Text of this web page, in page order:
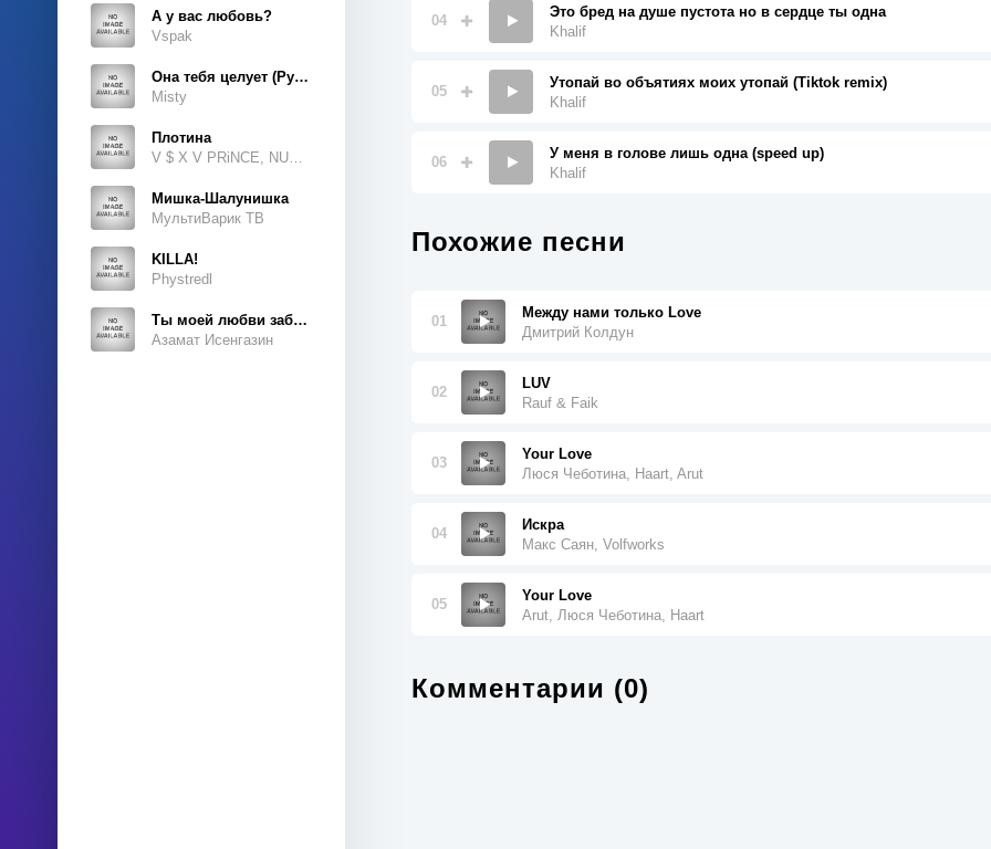
А у вас любовь?
Vspak
Она тебя целует (Руки Вверх Cover)
Misty
Плотина
Мишка-Шалунишка
МультиВарик ТВ
KILLA!
Phystredl
Ты моей любви забытая тайна
Азамат Исенгазин
04
Это бред на душе пустота но в сердце ты одна
Khalif
05
Утопай во объятиях моих утопай (Tiktok remix)
Khalif
06
У меня в голове лишь одна (speed up)
Khalif
Похожие песни
01
Между нами только Love
Дмитрий Колдун
02
LUV
Rauf & Faik
03
Your Love
Люся Чеботина, Haart, Arut
04
Искра
Макс Саян, Volfworks
05
Your Love
Arut, Люся Чеботина, Haart
Комментарии (0)